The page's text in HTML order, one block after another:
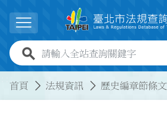
展開選單
全站查詢關鍵字欄位
首頁 法規資訊 歷史編章節條文